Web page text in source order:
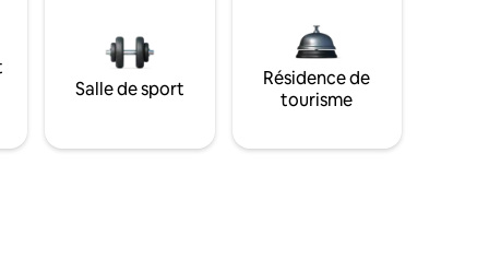
Salle de sport
Résidence de
tourisme